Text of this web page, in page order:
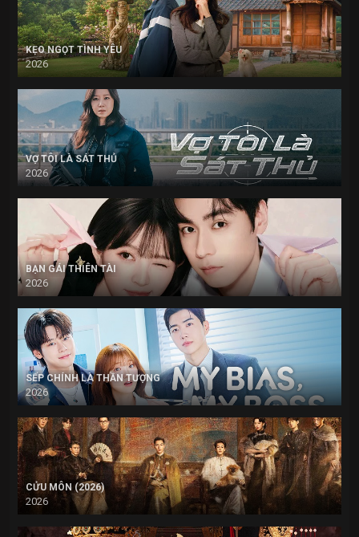
KẸO NGỌT TÌNH YÊU
2026
VỢ TÔI LÀ SÁT THỦ
2026
BẠN GÁI THIÊN TÀI
2026
SẾP CHÍNH LÀ THẦN TƯỢNG
2026
CỬU MÔN (2026)
2026